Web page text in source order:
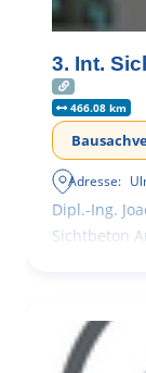
3. Int.
466.08 km
Adresse:
Dipl.-Ing.
Sichtbeton